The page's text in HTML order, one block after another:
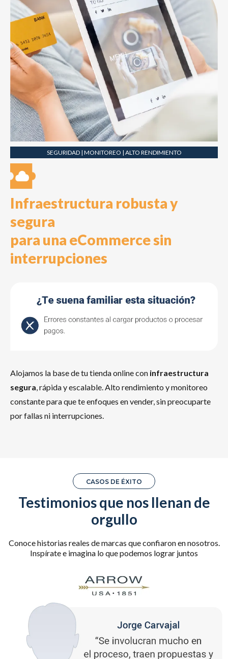
SEGURIDAD | MONITOREO | ALTO RENDIMIENTO
Infraestructura robusta y
segura
para una eCommerce sin
interrupciones
Alojamos la base de tu tienda online con infraestructura
segura, rápida y escalable. Alto rendimiento y monitoreo
constante para que te enfoques en vender, sin preocuparte
por fallas ni interrupciones.
CASOS DE ÉXITO
Testimonios que nos llenan de
orgullo
Conoce historias reales de marcas que confiaron en nosotros.
Inspírate e imagina lo que podemos lograr juntos